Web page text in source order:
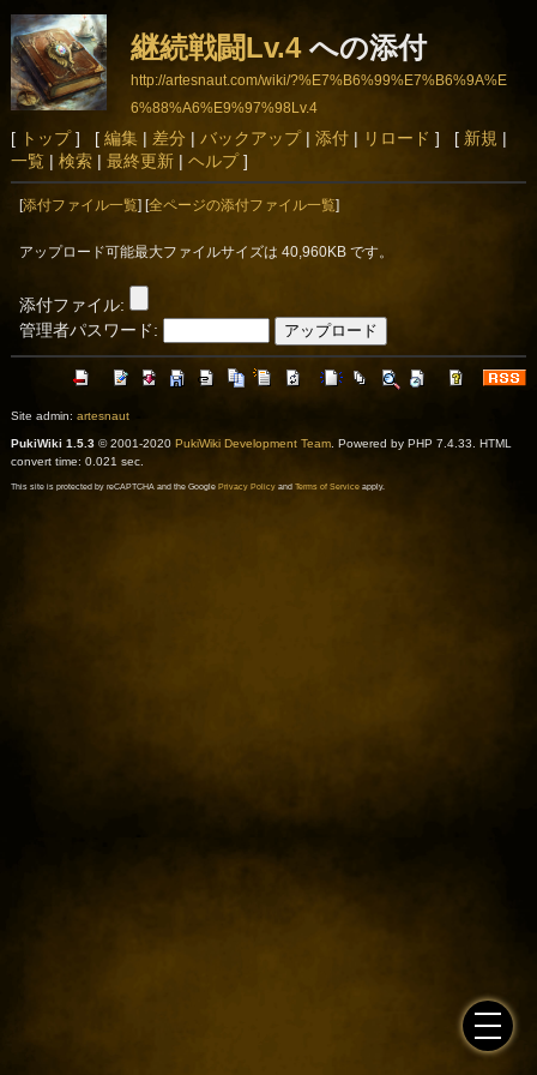
継続戦闘Lv.4への添付
http://artesnaut.com/wiki/?%E7%B6%99%E7%B6%9A%E
6%88%A6%E9%97%98Lv.4
[ トップ] [ 編集| 差分 | バックアップ| 添付| リロード ] [ 新規 |
一覧| 検索| 最終更新| ヘルプ]
[添付ファイル一覧 ] [全ページの添付ファイル一覧
アップロード可能最大ファイルサイズは 40,960KB です。
添付ファイル:
管理者パスワード:
Site admin: artesnaut
PukiWiki 1.5.3© 2001-2020 PukiWiki Development Team. Powered by PHP 7.4.33. HTML
convert time: 0.021 sec.
This site is protected by reCAPTCHA and the Google Privacy Policyand Terms of Serviceapply.